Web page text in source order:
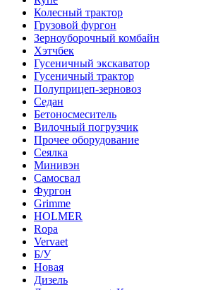
Колесный трактор
Грузовой фургон
Зерноуборочный комбайн
Хэтчбек
Гусеничный экскаватор
Гусеничный трактор
Полуприцеп-зерновоз
Седан
Бетоносмеситель
Вилочный погрузчик
Прочее оборудование
Сеялка
Минивэн
Самосвал
Фургон
Grimme
HOLMER
Ropa
Vervaet
Б/У
Новая
Дизель